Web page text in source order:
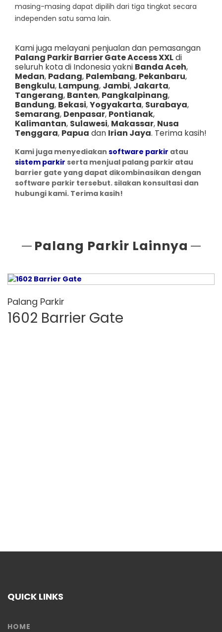
masing-masing dapat dipilih dari tiga tingkat secara
independen satu sama lain.
Kami juga melayani penjualan dan pemasangan
Palang Parkir Barrier Gate Access XXLdi
seluruh kota di Indonesia yakni Banda Aceh,
Medan, Padang, Palembang, Pekanbaru,
Bengkulu, Lampung, Jambi, Jakarta,
Tangerang, Banten, Pangkalpinang,
Bandung, Bekasi,Yogyakarta, Surabaya,
Semarang, Denpasar, Pontianak,
Kalimantan, Sulawesi, Makassar, Nusa
Tenggara, Papua dan Irian Jaya. Terima kasih!
Kami juga menyediakan software parkir atau
sistem parkir serta menjual palang parkir atau
barrier gate yang dapat dikombinasikan dengan
software parkir tersebut. silakan konsultasi dan
hubungi kami. Terima kasih!
Palang Parkir Lainnya
Palang Parkir
1602 Barrier Gate
QUICK LINKS
HOME